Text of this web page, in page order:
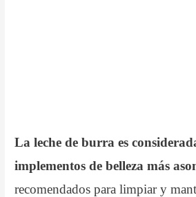
La leche de burra es
implementos de belleza más
recomendados para limpiar y